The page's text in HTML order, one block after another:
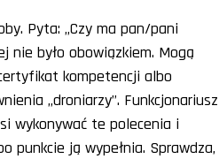
Pyta: „Czy ma pan/pani
nie było obowiązkiem. Mogą
kompetencji albo
„droniarzy”. Funkcjonariusz
wykonywać te polecenia i
punkcie ją wypełnia. Sprawdza,